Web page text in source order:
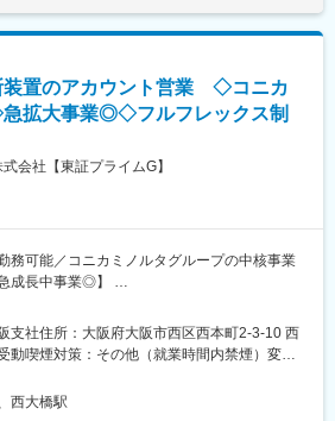
間）：導入研修で学んだことを現場で体験
回、最新の治験情報や振り返りを行い、スキル
ます。
日本・西日本の専門チームが連携し、現在は
システムが中心ですが今後はネットワークを
のマネージャーとして、PJた商談の全体対応
検討し展開をリード
題解決に貢献出来る
場の課題解決を通じて職員の働き方改善に直
ます。更に、実際の売上という形で事業への
。
トワーク専門の有識者メンバーとして活躍出
装置のアカウント営業 ◇コニカ
拡大事業◎◇フルフレックス制
会社【東証プライムG】
務可能／コニカミノルタグループの中核事業
成長中事業◎】
域（麻酔・救急・集中治療）に対して当社製
メディカルスタッフとの関係強化を通じて製
客課題を解決すべくコミュニケーションを図
れるパートナーとしての役割を担っていただ
支社住所：大阪府大阪市西区西本町2-3-10 西
動喫煙対策：その他（就業時間内禁煙）変更
る事業所（リモートワーク含む）
西大橋駅